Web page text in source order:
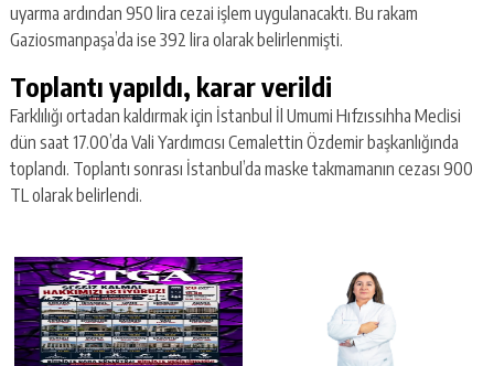
uyarma ardından 950 lira cezai işlem uygulanacaktı. Bu rakam
Gaziosmanpaşa’da ise 392 lira olarak belirlenmişti.
Toplantı yapıldı, karar verildi
Farklılığı ortadan kaldırmak için İstanbul İl Umumi Hıfzıssıhha Meclisi
dün saat 17.00’da Vali Yardımcısı Cemalettin Özdemir başkanlığında
toplandı. Toplantı sonrası İstanbul’da maske takmamanın cezası 900
TL olarak belirlendi.